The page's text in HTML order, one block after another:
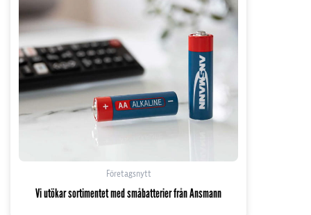
Företagsnytt
Vi utökar sortimentet med småbatterier från Ansmann